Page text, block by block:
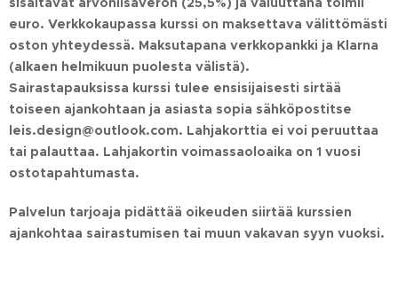
euro. Verkkokaupassa kurssi on maksettava välittömästi
oston yhteydessä. Maksutapana verkkopankki ja Klarna
(alkaen helmikuun puolesta välistä).
Sairastapauksissa kurssi tulee ensisijaisesti sirtää
toiseen ajankohtaan ja asiasta sopia sähköpostitse
leis.design@outlook.com. Lahjakorttia ei voi peruuttaa
tai palauttaa. Lahjakortin voimassaoloaika on 1 vuosi
ostotapahtumasta.
Palvelun tarjoaja pidättää oikeuden siirtää kurssien
ajankohtaa sairastumisen tai muun vakavan syyn vuoksi.